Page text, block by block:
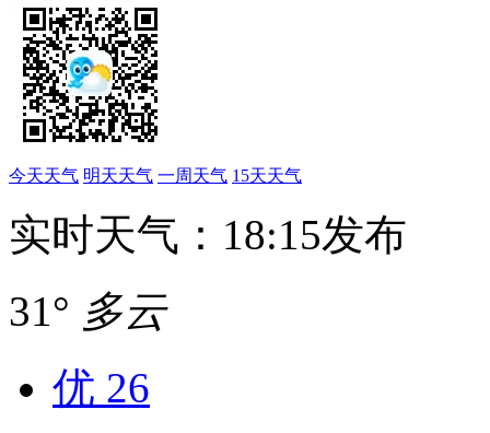
今天天气 明天天气 一周天气 15天天气
实时天气：18:15发布
31° 多云
优 26